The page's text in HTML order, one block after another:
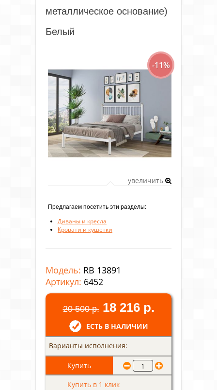
металлическое основание)
Белый
-11%
увеличить
Предлагаем посетить эти разделы:
Диваны и кресла
Кровати и кушетки
Модель: RB 13891
Артикул: 6452
20 500 р. 18 216 р.
ЕСТЬ В НАЛИЧИИ
Варианты исполнения:
Купить в 1 клик